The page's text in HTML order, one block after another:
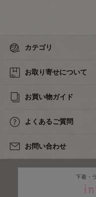
カテゴリ
お取り寄せについて
お買い物ガイド
よくあるご質問
お問い合わせ
下着・